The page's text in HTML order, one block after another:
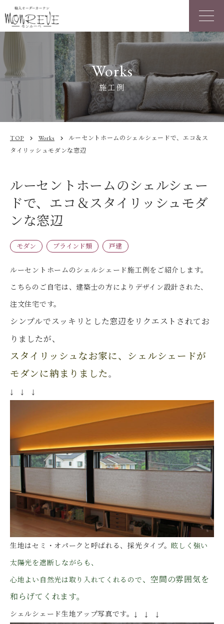
Works
施工例
TOP chevron_right Works chevron_right
ルーセントホームのシェルシェードで、エコ＆ス
タイリッシュモダンな窓辺
ルーセントホームのシェルシェー
ドで、エコ＆スタイリッシュモダ
ンな窓辺
モダン ブラインド類 戸建
ルーセントホームのシェルシェード施工例をご紹介します。
こちらのご自宅は、建築士の方によりデザイン設計された、
注文住宅です。
シンプルでスッキリとした窓辺をリクエストされてお
りましたが、
スタイリッシュなお家に、 シェルシェードが
モダンに納まりました。
↓ ↓ ↓
生地はセミ・オパークと呼ばれる、採光タイプ。 眩しく強い
太陽光を遮断しながらも、
心地よい自然光は取り入れてくれるので、空間の雰囲気を
和らげてくれます。
シェルシェード生地アップ写真です。↓ ↓ ↓